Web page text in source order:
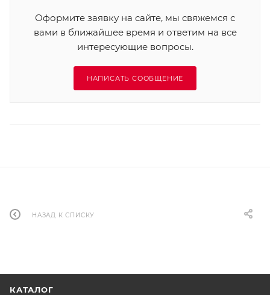
Оформите заявку на сайте, мы свяжемся с
вами в ближайшее время и ответим на все
интересующие вопросы.
НАПИСАТЬ СООБЩЕНИЕ
НАЗАД К СПИСКУ
КАТАЛОГ